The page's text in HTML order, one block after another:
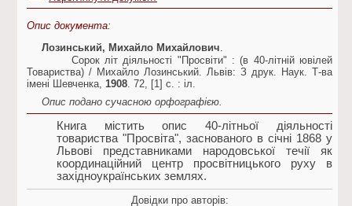
Опис документа:
Лозинський, Михайло Михайлович
Сорок літ діяльності "Просвіти" : (в 40-літній ювілей
Товариства) / Михайло Лозинський. Львів: З друк. Наук. Т-ва
імені Шевченка, 1908. 72, [1] c. : іл.
Опис подано сучасною орфографією.
Книга містить опис 40-літньої діяльності
товариства "Просвіта", заснованого в січні 1868 у
Львові представниками народовської течії як
координаційний центр просвітницького руху в
західноукраїнських землях.
Довідки про авторів: